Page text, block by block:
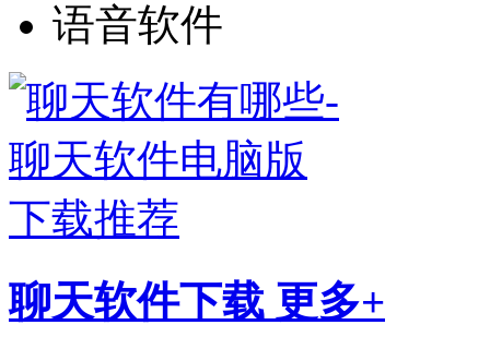
语音软件
聊天软件下载 更多+